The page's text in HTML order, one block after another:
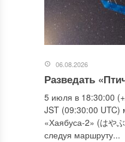
06.08.2026
Разведать
5 июля в 18:30:00
JST (09:30:00 UTC)
«Хаябуса-2» (はや
следуя маршруту...